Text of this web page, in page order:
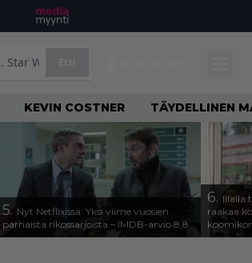
KEVIN COSTNER TÄYDELLINEN
5. Nyt Netflixissä: Yksi viime vuosien
parhaista rikossarjoista – IMDB-arvio 8,8
6. Illalla
raakaa